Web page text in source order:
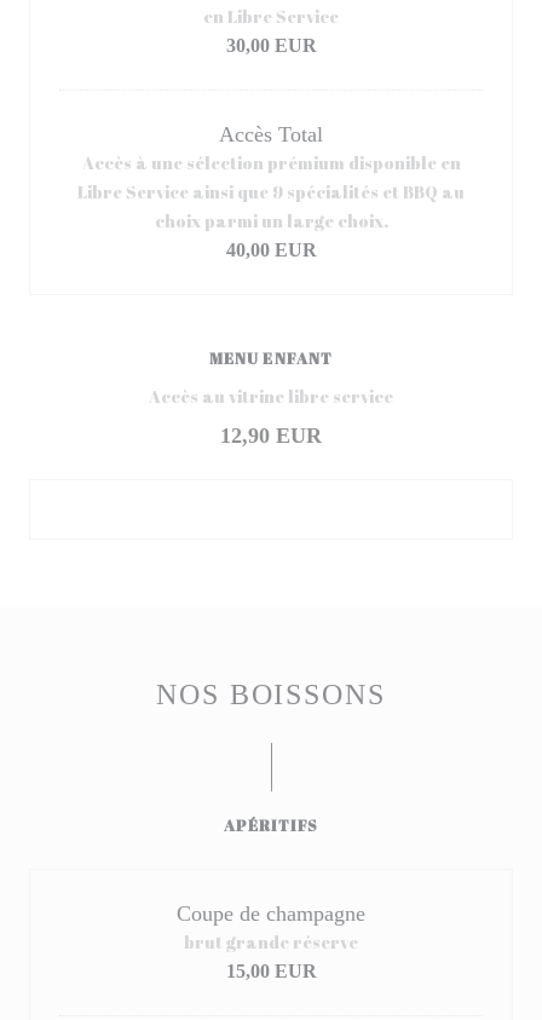
en Libre Service
30,00 EUR
Accès Total
Accès à une sélection prémium disponible en
Libre Service ainsi que 9 spécialités et BBQ au
choix parmi un large choix.
40,00 EUR
MENU ENFANT
Accès au vitrine libre service
12,90 EUR
NOS BOISSONS
APÉRITIFS
Coupe de champagne
brut grande réserve
15,00 EUR